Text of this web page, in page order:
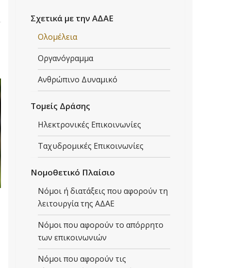
Σχετικά με την ΑΔΑΕ
Ολομέλεια
Οργανόγραμμα
Ανθρώπινο Δυναμικό
Τομείς Δράσης
Ηλεκτρονικές Eπικοινωνίες
Ταχυδρομικές Επικοινωνίες
Νομοθετικό Πλαίσιο
Νόμοι ή διατάξεις που αφορούν τη
λειτουργία της ΑΔΑΕ
Νόμοι που αφορούν το απόρρητο
των επικοινωνιών
Νόμοι που αφορούν τις